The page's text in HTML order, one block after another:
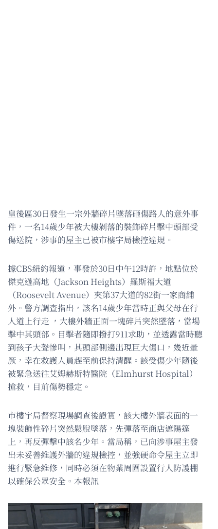
皇後區30日發生一宗外牆碎片墜落砸傷路人的意外事
件，一名14歲少年被大樓剝落的裝飾碎片擊中頭部受
傷送院，涉事的屋主已被市樓宇局檢控違規。
據CBS紐約報道，事發於30日中午12時許，地點位於
傑克遜高地（Jackson Heights）羅斯福大道
（Roosevelt Avenue）夾第37大道的82街一家商舖
外。警方調查指出，該名14歲少年當時正與父母在行
人道上行走 ，大樓外牆正面一塊碎片突然墜落，當場
擊中其頭部。目擊者隨即撥打911求助，並透露當時聽
到孩子大聲慘叫，其頭部側邊出現巨大傷口，幾近暈
厥，幸在救護人員趕至前保持清醒。該受傷少年隨後
被緊急送往艾姆赫斯特醫院（Elmhurst Hospital）
搶救，目前傷勢穩定。
市樓宇局督察現場調查後證實，該大樓外牆表面的一
塊裝飾性碎片突然鬆脫墜落，先彈落至商店遮陽篷
上，再反彈擊中該名少年。當局稱，已向涉事屋主發
出未妥善維護外牆的違規檢控，並強硬命令屋主立即
進行緊急維修，同時必須在物業周圍設置行人防護棚
以確保公眾安全。本報訊